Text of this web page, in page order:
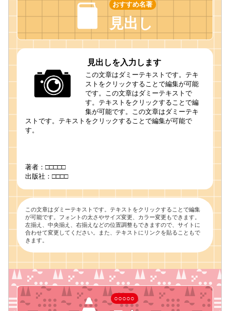
おすすめ名著
見出し
見出しを入力します
この文章はダミーテキストです。テキ
ストをクリックすることで編集が可能
です。この文章はダミーテキストで
す。テキストをクリックすることで編
集が可能です。この文章はダミーテキ
ストです。テキストをクリックすることで編集が可能で
す。
著者：□□□□□
出版社：□□□□
この文章はダミーテキストです。テキストをクリックすることで編集
が可能です。フォントの太さやサイズ変更、カラー変更もできます。
左揃え、中央揃え、右揃えなどの位置調整もできますので、サイトに
合わせて変更してください。また、テキストにリンクを貼ることもで
きます。
○○○○○